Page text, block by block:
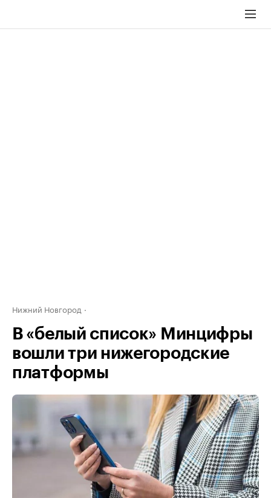
Нижний Новгород
В «белый список» Минцифры
вошли три нижегородские
платформы